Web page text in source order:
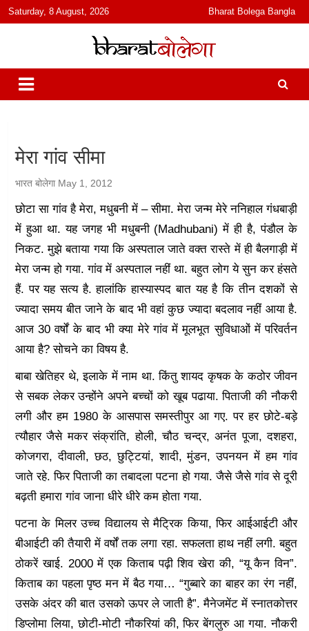
content
Saturday, 8 August, 2026 Bharat Bolega Bangla
भारत बोलेगा
हिंदी में समाचार, विचार, ऑडियो, वीडियो और फ़ीचर. भारत बोलेगा हिंदी न्यूज़ वेबसाइट
India: News, Views, Info, Trends & Podcast I जानकारी भी समझदारी भी
और पॉडकास्ट
मेरा गांव सीमा
भारत बोलेगा May 1, 2012
छोटा सा गांव है मेरा, मधुबनी में – सीमा. मेरा जन्म मेरे ननिहाल गंधबाड़ी
में हुआ था. यह जगह भी मधुबनी (Madhubani) में ही है, पंडौल के
निकट. मुझे बताया गया कि अस्पताल जाते वक्त रास्ते में ही बैलगाड़ी में
मेरा जन्म हो गया. गांव में अस्पताल नहीं था. बहुत लोग ये सुन कर हंसते
हैं. पर यह सत्य है. हालांकि हास्यास्पद बात यह है कि तीन दशकों से
ज्यादा समय बीत जाने के बाद भी वहां कुछ ज्यादा बदलाव नहीं आया है.
आज 30 वर्षों के बाद भी क्या मेरे गांव में मूलभूत सुविधाओं में परिवर्तन
आया है? सोचने का विषय है.
बाबा खेतिहर थे, इलाके में नाम था. किंतु शायद कृषक के कठोर जीवन
से सबक लेकर उन्होंने अपने बच्चों को खूब पढाया. पिताजी की नौकरी
लगी और हम 1980 के आसपास समस्तीपुर आ गए. पर हर छोटे-बड़े
त्यौहार जैसे मकर संक्रांति, होली, चौठ चन्द्र, अनंत पूजा, दशहरा,
कोजगरा, दीवाली, छठ, छुट्टियां, शादी, मुंडन, उपनयन में हम गांव
जाते रहे. फिर पिताजी का तबादला पटना हो गया. जैसे जैसे गांव से दूरी
बढ़ती हमारा गांव जाना धीरे धीरे कम होता गया.
पटना के मिलर उच्च विद्यालय से मैट्रिक किया, फिर आईआईटी और
बीआईटी की तैयारी में वर्षों तक लगा रहा. सफलता हाथ नहीं लगी. बहुत
ठोकरें खाई. 2000 में एक किताब पढ़ी शिव खेरा की, “यू कैन विन”.
किताब का पहला पृष्ठ मन में बैठ गया… “गुब्बारे का बाहर का रंग नहीं,
उसके अंदर की बात उसको ऊपर ले जाती है”. मैनेजमेंट में स्नातकोत्तर
डिप्लोमा लिया, छोटी-मोटी नौकरियां की, फिर बेंगलुरु आ गया. नौकरी